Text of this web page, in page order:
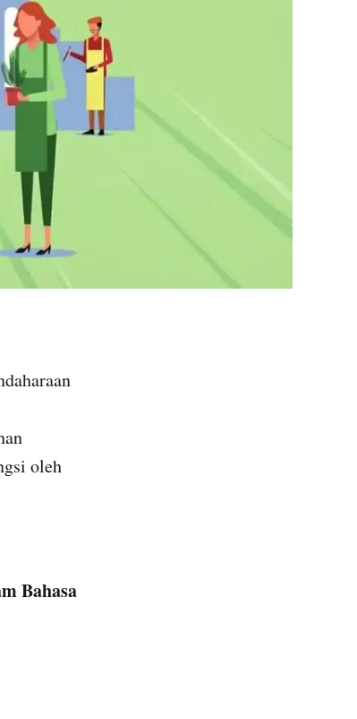
oleh
Bahasa